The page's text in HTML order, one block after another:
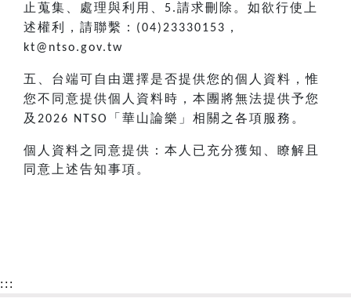
止蒐集、處理與利用、 5.請求刪除。如欲行使上
述權利，請聯繫： (04)23330153 ，
kt@ntso.gov.tw
五、台端可自由選擇是否提供您的個人資料，惟
您不同意提供個人資料時，本團將無法提供予您
及 2026 NTSO 「華山論樂」相關之各項服務。
個人資料之同意提供：本人已充分獲知、瞭解且
同意上述告知事項。
:::